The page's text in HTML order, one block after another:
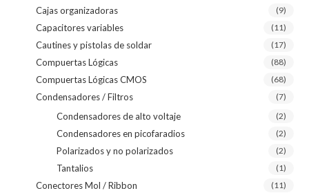
Cajas organizadoras (9)
Capacitores variables (11)
Cautines y pistolas de soldar (17)
Compuertas Lógicas (88)
Compuertas Lógicas CMOS (68)
Condensadores / Filtros (7)
Condensadores de alto voltaje (2)
Condensadores en picofaradios (2)
Polarizados y no polarizados (2)
Tantalios (1)
Conectores Mol / Ribbon (11)